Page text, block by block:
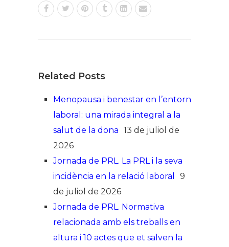
Related Posts
Menopausa i benestar en l’entorn
laboral: una mirada integral a la
salut de la dona 13 de juliol de
2026
Jornada de PRL. La PRL i la seva
incidència en la relació laboral
9
de juliol de 2026
Jornada de PRL. Normativa
relacionada amb els treballs en
altura i 10 actes que et salven la